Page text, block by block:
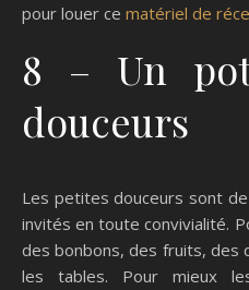
pour louer ce matériel de
8 – Un
douceurs
Les petites douceurs sont de
invités en toute convivialité.
des bonbons, des fruits, des
les tables. Pour mieux